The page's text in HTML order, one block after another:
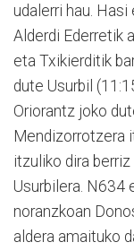
udalerri hau.
Alderdi Ederretik
eta Txikierditik
dute Usurbil
Oriorantz joko
Mendizorrotzera
itzuliko dira
Usurbilera. N634
noranzkoan
aldera amaituko